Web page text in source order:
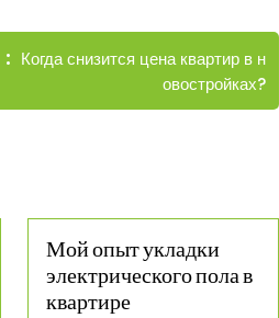
Новые
Когда снизится цена квартир в н
овостройках?
Мой опыт укладки
электрического пола в
квартире